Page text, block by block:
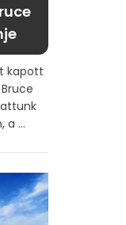
kapott
a ...